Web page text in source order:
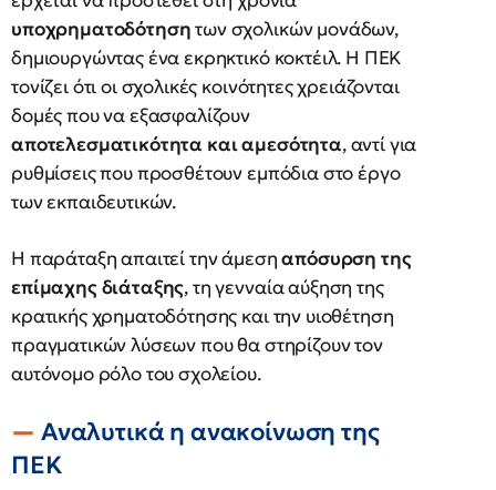
υποχρηματοδότησητων σχολικών μονάδων,
δημιουργώντας ένα εκρηκτικό κοκτέιλ. Η ΠΕΚ
τονίζει ότι οι σχολικές κοινότητες χρειάζονται
δομές που να εξασφαλίζουν
αποτελεσματικότητα και αμεσότητα, αντί για
ρυθμίσεις που προσθέτουν εμπόδια στο έργο
των εκπαιδευτικών.
Η παράταξη απαιτεί την άμεσηαπόσυρση της
επίμαχης διάταξης, τη γενναία αύξηση της
κρατικής χρηματοδότησης και την υιοθέτηση
πραγματικών λύσεων που θα στηρίζουν τον
αυτόνομο ρόλο του σχολείου.
Αναλυτικά η ανακοίνωση της
ΠΕΚ